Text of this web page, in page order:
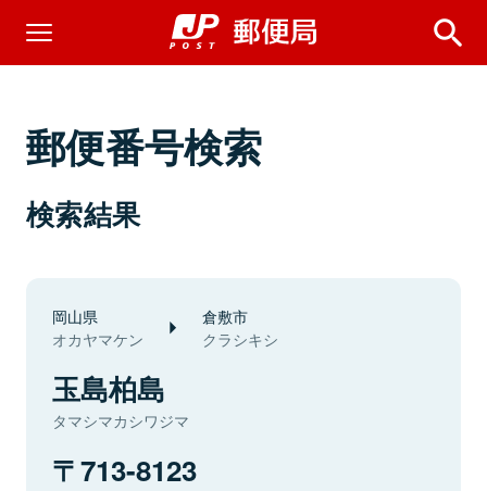
郵便番号検索
検索結果
岡山県
オカヤマケン
倉敷市
クラシキシ
玉島柏島
タマシマカシワジマ
713-8123